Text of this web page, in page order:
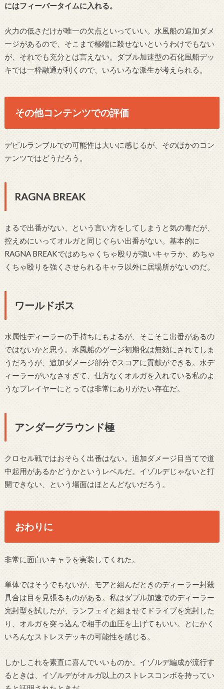
にはフィーバータイムに入れる。
火力の低さだけが唯一の欠点といっていい。水風船の追加ダメ
ージがあるので、そこまで極端に殺せないというわけでもない
が、それでも充分とは言えない。ダブル加速型の石化風船デッ
キでは一枠融通が利くので、いろいろな派生が考えられる。
その他コンテンツでの評価
デビルランブルでの可能性は大いに感じるが、そのほかのコン
テンツではどうだろう。
RAGNA BREAK
まるで出番がない、という言い方をしてしまうと気の毒だが、
控えめにいってオルガと同じぐらい出番がない。基本的に
RAGNA BREAKではめちゃくちゃ殴りが強いキャラか、めちゃ
くちゃ殴りを強くさせられるキャラ以外に居場所がないのだ。
ワールドボス
水属性ディーラーの手持ちにもよるが、そこそこ出番があるの
ではないかと思う。水風船のゲージ初期化は無効にされてしま
うだろうが、追加ダメージ部分でスコアに貢献ができる。水デ
ィーラーがいなさすぎて、仕方なくオルガを入れている私のよ
うなプレイヤーにとっては非常にありがたい存在だ。
アンダーグラウンド極
クロセル戦ではおそらく出番はない。追加ダメージ目当てで道
中起用があるかどうかというレベルだ。イゾルデじゃないと打
開できない、という場面はほとんどないだろう。
おわりに
非常に面白いキャラを実装してくれた。
単体ではそうでもないが、モアと組んだときのディーラー封殺
具合は目を見張るものがある。私はダブル加速でのディーラー
完封型を試したが、ランフェイと組ませてドライブを完封した
り、オルガを突っ込んで相手の血圧を上げてもいい。とにかく
いろんなストレスデッキの可能性を感じる。
しかしこれを素直に喜んでいいものか。イゾルデ編成が流行す
るときは、イゾルデがオルガ以上のストレスコンボを持ってい